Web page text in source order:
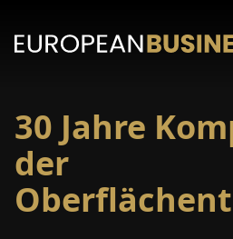
30 Jahre
der